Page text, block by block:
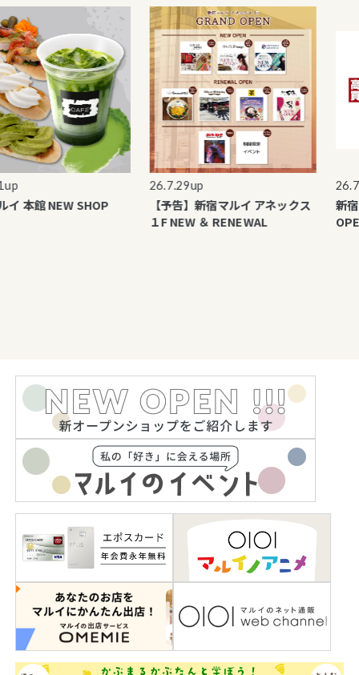
本館 NEW SHOP
26.7.29up
【予告】新宿マルイ アネックス
１F NEW ＆ RENEWAL
新宿
OPEN